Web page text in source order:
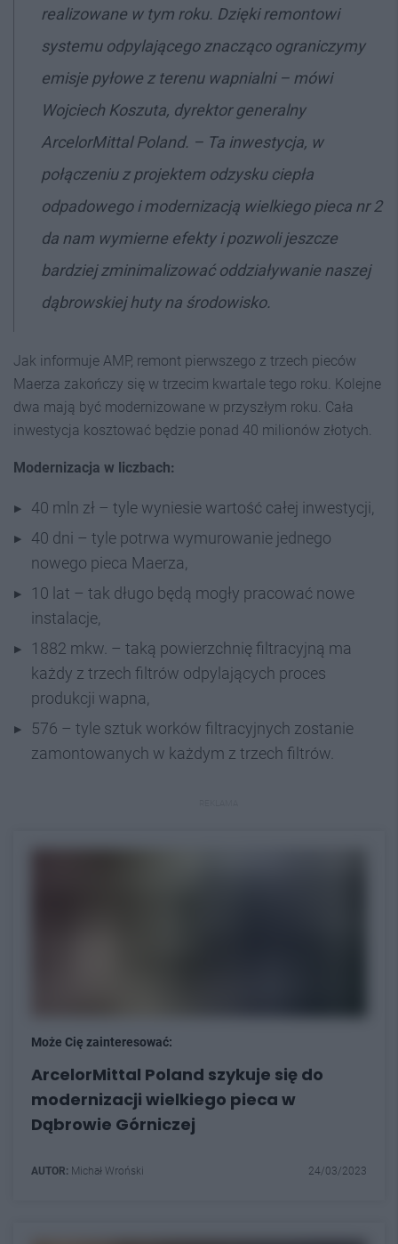
realizowane w tym roku. Dzięki remontowi
systemu odpylającego znacząco ograniczymy
emisje pyłowe z terenu wapnialni – mówi
Wojciech Koszuta, dyrektor generalny
ArcelorMittal Poland. – Ta inwestycja, w
połączeniu z projektem odzysku ciepła
odpadowego i modernizacją wielkiego pieca nr 2
da nam wymierne efekty i pozwoli jeszcze
bardziej zminimalizować oddziaływanie naszej
dąbrowskiej huty na środowisko.
Jak informuje AMP, remont pierwszego z trzech pieców
Maerza zakończy się w trzecim kwartale tego roku. Kolejne
dwa mają być modernizowane w przyszłym roku. Cała
inwestycja kosztować będzie ponad 40 milionów złotych.
Modernizacja w liczbach:
40 mln zł – tyle wyniesie wartość całej inwestycji,
40 dni – tyle potrwa wymurowanie jednego
nowego pieca Maerza,
10 lat – tak długo będą mogły pracować nowe
instalacje,
1882 mkw. – taką powierzchnię filtracyjną ma
każdy z trzech filtrów odpylających proces
produkcji wapna,
576 – tyle sztuk worków filtracyjnych zostanie
zamontowanych w każdym z trzech filtrów.
Może Cię zainteresować:
ArcelorMittal Poland szykuje się do
modernizacji wielkiego pieca w
Dąbrowie Górniczej
AUTOR: Michał Wroński 24/03/2023